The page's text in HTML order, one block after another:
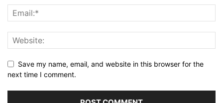
Save my name, email, and website in this browser for the
next time I comment.